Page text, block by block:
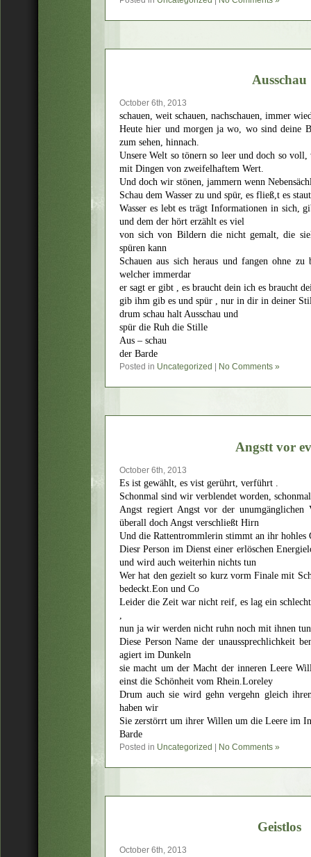
Ausschau
October 6th, 2013
schauen, weit schauen, nachschauen, immer
Heute hier und morgen ja wo, wo sind deine
zum sehen, hinnach.
Unsere Welt so tönern so leer und doch so
mit Dingen von zweifelhaftem Wert.
Und doch wir stönen, jammern wenn
Schau dem Wasser zu und spür, es fließ,t es
Wasser es lebt es trägt Informationen in sich,
und dem der hört erzählt es viel
von sich von Bildern die nicht gemalt, die
spüren kann
Schauen aus sich heraus und fangen ohne
welcher immerdar
er sagt er gibt , es braucht dein ich es braucht
gib ihm gib es und spür , nur in dir in deiner
drum schau halt Ausschau und
spür die Ruh die Stille
Aus – schau
der Barde
Posted in Uncategorized No Comments »
Angstt vor
October 6th, 2013
Es ist gewählt, es vist gerührt, verführt .
Schonmal sind wir verblendet worden,
Angst regiert Angst vor der unumgänglichen
überall doch Angst verschließt Hirn
Und die Rattentrommlerin stimmt an ihr hohles
Diesr Person im Dienst einer erlöschen
und wird auch weiterhin nichts tun
Wer hat den gezielt so kurz vorm Finale mit
bedeckt.Eon und Co
Leider die Zeit war nicht reif, es lag ein
nun ja wir werden nicht ruhn noch mit ihnen
Diese Person Name der unaussprechlichkeit
agiert im Dunkeln
sie macht um der Macht der inneren Leere
einst die Schönheit vom Rhein.Loreley
Drum auch sie wird gehn vergehn gleich
haben wir
Sie zerstörrt um ihrer Willen um die Leere im
Barde
Posted in Uncategorized | No Comments »
Geistlos
October 6th, 2013